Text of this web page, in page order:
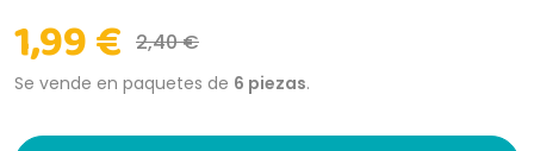
1,99 € 2,40 €
Se vende en paquetes de 6 piezas.